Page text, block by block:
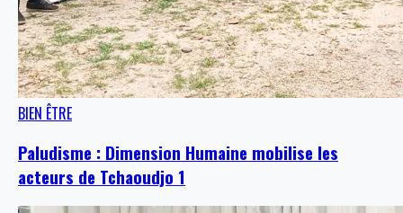
BIEN ÊTRE
Paludisme : Dimension Humaine mobilise les
acteurs de Tchaoudjo 1